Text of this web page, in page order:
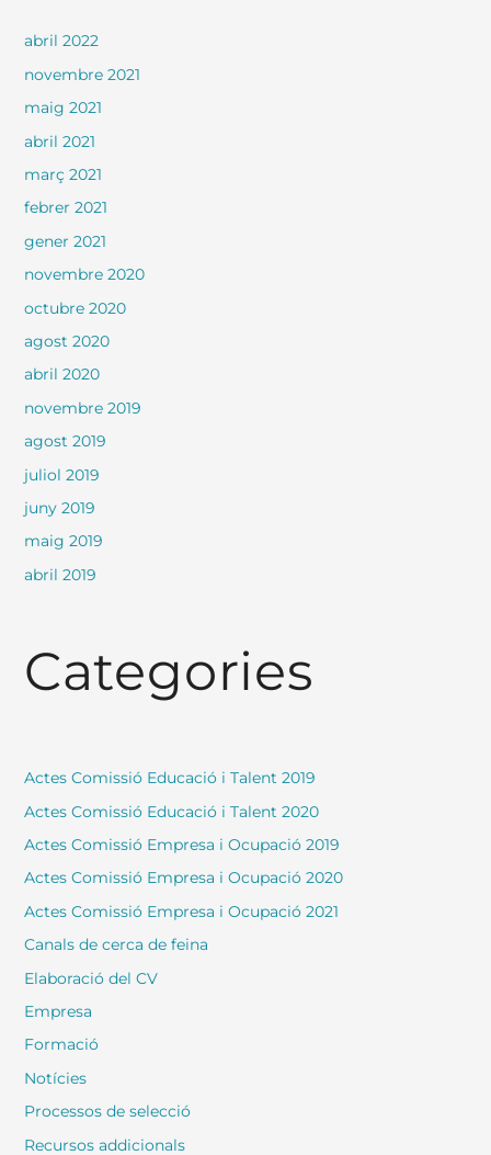
abril 2022
novembre 2021
maig 2021
abril 2021
març 2021
febrer 2021
gener 2021
novembre 2020
octubre 2020
agost 2020
abril 2020
novembre 2019
agost 2019
juliol 2019
juny 2019
maig 2019
abril 2019
Categories
Actes Comissió Educació i Talent 2019
Actes Comissió Educació i Talent 2020
Actes Comissió Empresa i Ocupació 2019
Actes Comissió Empresa i Ocupació 2020
Actes Comissió Empresa i Ocupació 2021
Canals de cerca de feina
Elaboració del CV
Empresa
Formació
Notícies
Processos de selecció
Recursos addicionals